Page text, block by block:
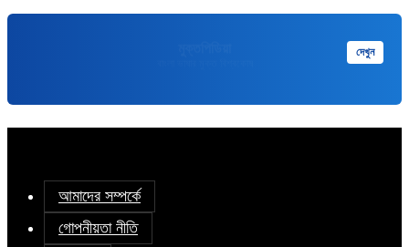
দেখুন
আমাদের সম্পর্কে
গোপনীয়তা নীতি